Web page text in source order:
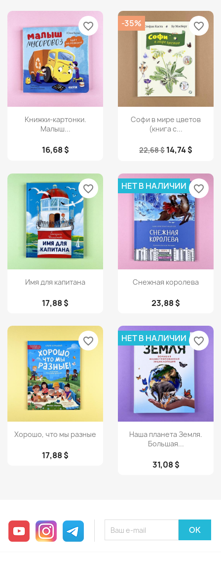
Просмотр
Книжки-картонки.
Малыш...
16,68 $
favorite_border
Просмотр
Софи в мире цветов
(книга с...
22,68 $ 14,74 $
-35% favorite_border
 Просмотр
Имя для капитана
17,88 $
favorite_border
Просмотр
Снежная королева
23,88 $
НЕТ В НАЛИЧИИ favorite_border
Просмотр
Хорошо, что мы разные
17,88 $
favorite_border
Просмотр
Наша планета Земля.
Большая...
31,08 $
НЕТ В НАЛИЧИИ favorite_border
YouTube InstagramTelegram